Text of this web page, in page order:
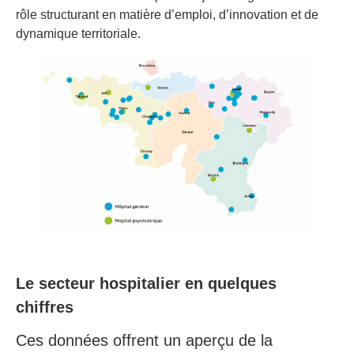
rôle structurant en matière d’emploi, d’innovation et de
dynamique territoriale.
Le secteur hospitalier en quelques
chiffres
Ces données offrent un aperçu de la